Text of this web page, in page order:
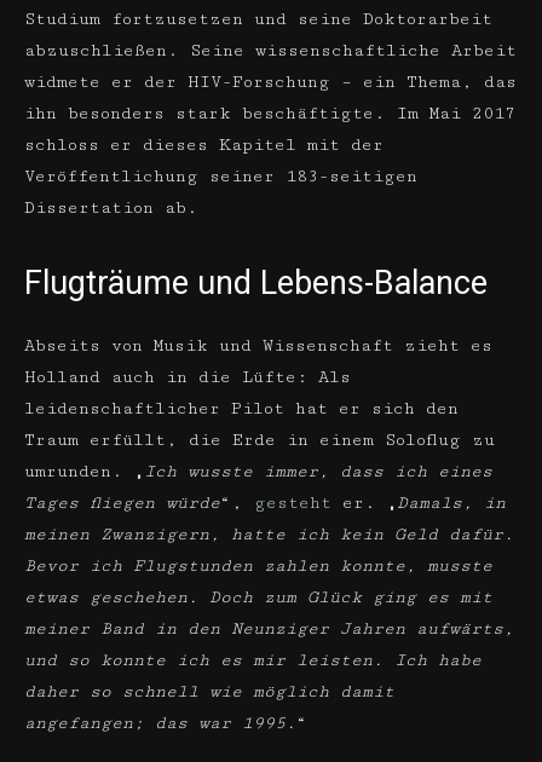
Studium fortzusetzen und seine Doktorarbeit
abzuschließen. Seine wissenschaftliche Arbeit
widmete er der HIV-Forschung – ein Thema, das
ihn besonders stark beschäftigte. Im Mai 2017
schloss er dieses Kapitel mit der
Veröffentlichung seiner 183-seitigen
Dissertation ab.
Flugträume und Lebens-Balance
Abseits von Musik und Wissenschaft zieht es
Holland auch in die Lüfte: Als
leidenschaftlicher Pilot hat er sich den
Traum erfüllt, die Erde in einem Soloflug zu
umrunden. „ Ich wusste immer, dass ich eines
Tages fliegen würde“, gesteht er. „ Damals, in
meinen Zwanzigern, hatte ich kein Geld dafür.
Bevor ich Flugstunden zahlen konnte, musste
etwas geschehen. Doch zum Glück ging es mit
meiner Band in den Neunziger Jahren aufwärts,
und so konnte ich es mir leisten. Ich habe
daher so schnell wie möglich damit
angefangen; das war 1995. “